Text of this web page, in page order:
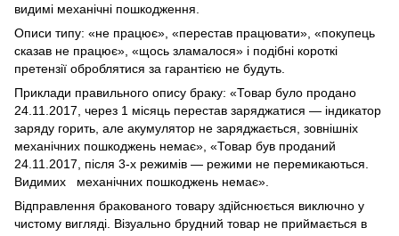
видимі механічні пошкодження.
Описи типу: «не працює», «перестав працювати», «покупець
сказав не працює», «щось зламалося» і подібні короткі
претензії оброблятися за гарантією не будуть.
Приклади правильного опису браку: «Товар було продано
24.11.2017, через 1 місяць перестав заряджатися — індикатор
заряду горить, але акумулятор не заряджається, зовнішніх
механічних пошкоджень немає», «Товар був проданий
24.11.2017, після 3-х режимів — режими не перемикаються.
Видимих механічних пошкоджень немає».
Відправлення бракованого товару здійснюється виключно у
чистому вигляді. Візуально брудний товар не приймається в